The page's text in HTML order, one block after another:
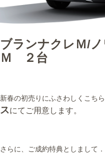
ブランナクレＭ/
Ｍ ２台
新春の初売りにふさわしくこち
スにてご用意します。
さらに、ご成約特典としまして．